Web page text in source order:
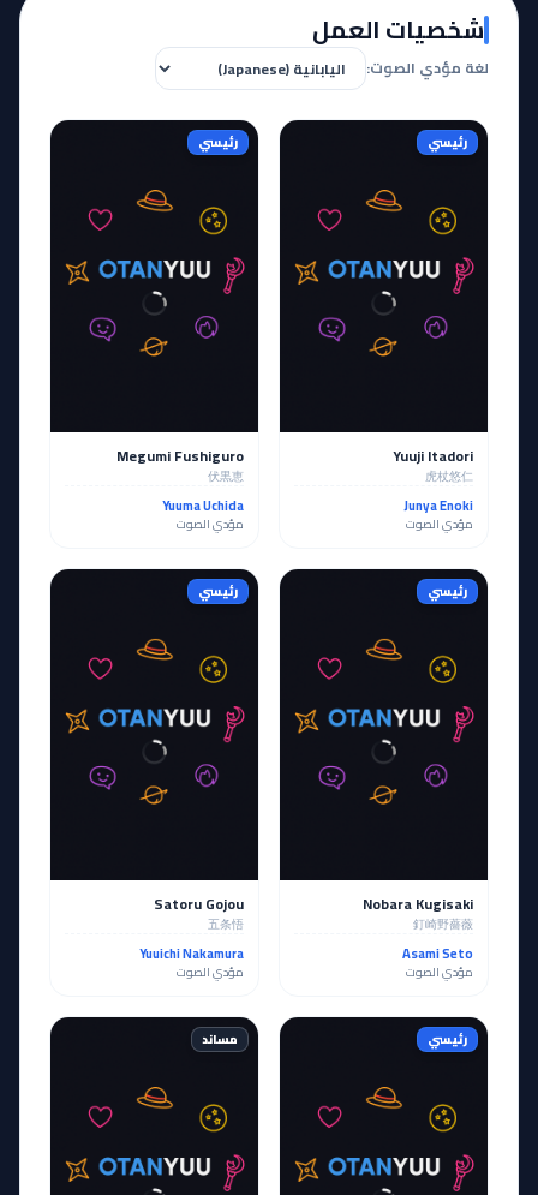
شخصيات العمل
لغة مؤدي الصوت:
رئيسي
Yuuji Itadori
虎杖悠仁
Junya Enoki
مؤدي الصوت
رئيسي
Megumi Fushiguro
伏黒恵
Yuuma Uchida
مؤدي الصوت
رئيسي
Nobara Kugisaki
釘崎野薔薇
Asami Seto
مؤدي الصوت
رئيسي
Satoru Gojou
五条悟
Yuuichi Nakamura
مؤدي الصوت
رئيسي مساند